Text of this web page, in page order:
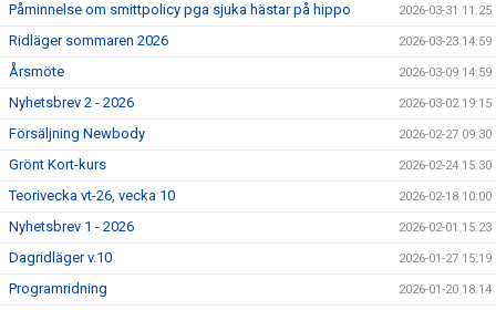
Påminnelse om smittpolicy pga sjuka hästar på hippo 2026-03-31 11:25
Ridläger sommaren 2026 2026-03-23 14:59
Årsmöte 2026-03-09 14:59
Nyhetsbrev 2 - 2026 2026-03-02 19:15
Försäljning Newbody 2026-02-27 09:30
Grönt Kort-kurs 2026-02-24 15:30
Teorivecka vt-26, vecka 10 2026-02-18 10:00
Nyhetsbrev 1 - 2026 2026-02-01 15:23
Dagridläger v.10 2026-01-27 15:19
Programridning 2026-01-20 18:14